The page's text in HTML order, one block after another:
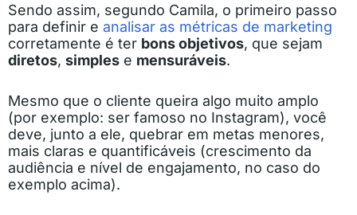
Sendo assim, segundo Camila, o primeiro passo
para definir e analisar as métricas de marketing
corretamente é ter bons objetivos, que sejam
diretos, simples e mensuráveis.
Mesmo que o cliente queira algo muito amplo
(por exemplo: ser famoso no Instagram), você
deve, junto a ele, quebrar em metas menores,
mais claras e quantificáveis (crescimento da
audiência e nível de engajamento, no caso do
exemplo acima).